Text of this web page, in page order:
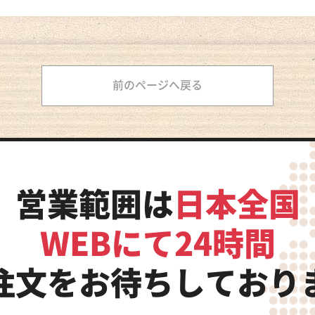
前のページへ戻る
営業範囲は日本全国
WEBにて24時間
文をお待ちしており